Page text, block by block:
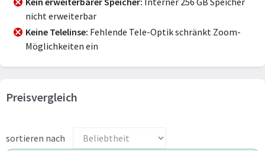
nicht erweiterbar
Keine Telelinse Fehlende Tele-Optik schränkt Zoom-
Möglichkeiten ein
Preisvergleich
sortieren nach